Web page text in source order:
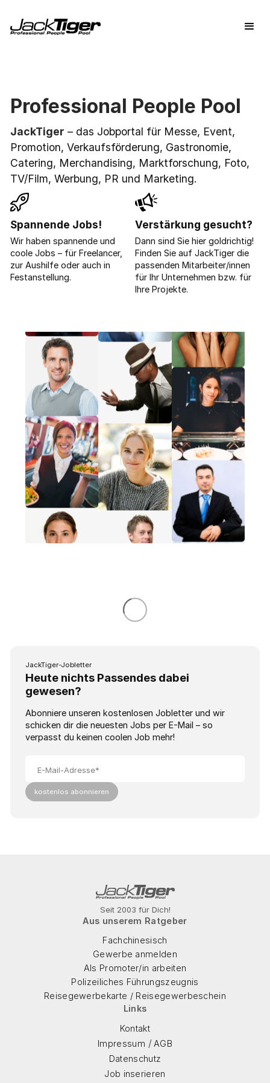
Professional People Pool
JackTiger – das Jobportal für Messe, Event,
Promotion, Verkaufsförderung, Gastronomie,
Catering, Merchandising, Marktforschung, Foto,
TV/Film, Werbung, PR und Marketing.
Spannende Jobs!
Wir haben spannende und
coole Jobs – für Freelancer,
zur Aushilfe oder auch in
Festanstellung.
Verstärkung gesucht?
Dann sind Sie hier goldrichtig!
Finden Sie auf JackTiger die
passenden Mitarbeiter/innen
für Ihr Unternehmen bzw. für
Ihre Projekte.
JackTiger-Jobletter
Heute nichts Passendes dabei
gewesen?
Abonniere unseren kostenlosen Jobletter und wir
schicken dir die neuesten Jobs per E-Mail – so
verpasst du keinen coolen Job mehr!
E-Mail-Adresse*
kostenlos abonnieren
Seit 2003 für Dich!
Aus unserem Ratgeber
Fachchinesisch
Gewerbe anmelden
Als Promoter/in arbeiten
Polizeiliches Führungszeugnis
Reisegewerbekarte / Reisegewerbeschein
Links
Kontakt
Impressum / AGB
Datenschutz
Job inserieren